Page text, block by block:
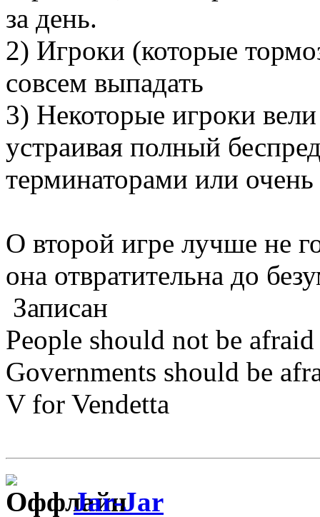
за день.
2) Игроки (которые
совсем выпадать
3) Некоторые игроки
устраивая полный
терминаторами или
О второй игре лучше не
она отвратительна до
Записан
People should not be
Governments should be
V for Vendetta
Jar-Jar